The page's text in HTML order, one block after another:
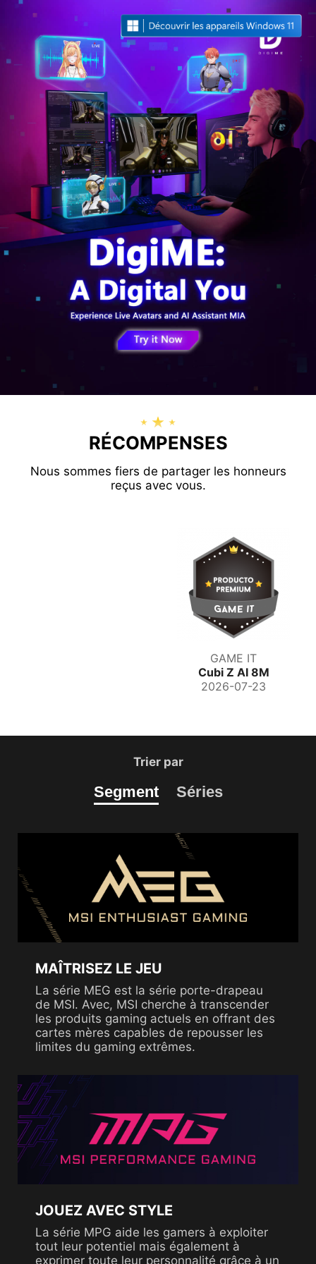
RÉCOMPENSES
Nous sommes fiers de partager les honneurs
reçus avec vous.
Trier par
Segment Séries
MAÎTRISEZ LE JEU
La série MEG est la série porte-drapeau
de MSI. Avec, MSI cherche à transcender
les produits gaming actuels en offrant des
cartes mères capables de repousser les
limites du gaming extrêmes.
JOUEZ AVEC STYLE
La série MPG aide les gamers à exploiter
tout leur potentiel mais également à
exprimer toute leur personnalité grâce à un